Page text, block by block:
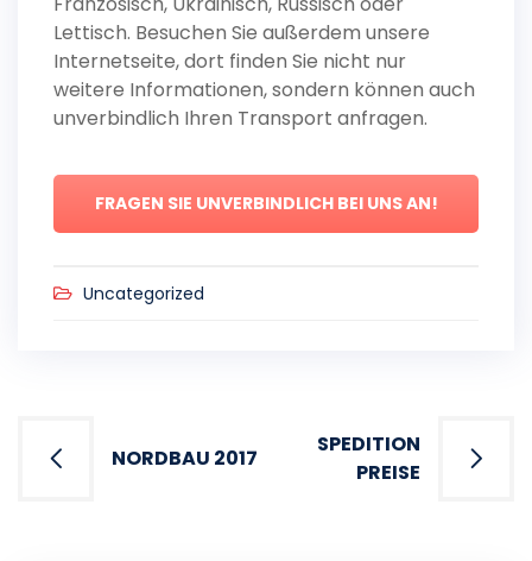
Lettisch. Besuchen Sie außerdem unsere
Internetseite, dort finden Sie nicht nur
weitere Informationen, sondern können auch
unverbindlich Ihren Transport anfragen.
FRAGEN SIE UNVERBINDLICH BEI UNS AN!
Uncategorized
navigationNORDBAU 2017
SPEDITION
PREISE